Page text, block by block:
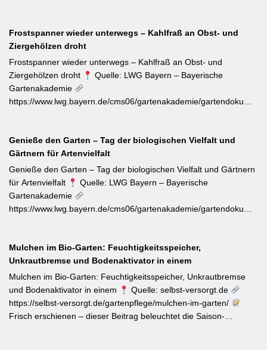
dem Boden — konsequent entfernt werden, da sie die veredelte
Sorte verdrängen. Kletterrosen wie ‚Sympathie‘ müssen neues
Riebtentrieb durch Anbinden in die gewünschte Richtung geleitet
werden. Ab Ende Juni ist die Hochblüte zudem die beste Zeit für
Veredelungen: robuste Sorten lassen sich jetzt mit jungen
Unterlagen zusammenbringen. Eine schnell wirkende
Spätsommer.
Frostspanner wieder unterwegs – Kahlfraß an Obst- und
Ziergehölzen droht
Frostspanner wieder unterwegs – Kahlfraß an Obst- und
Ziergehölzen droht
Quelle: LWG Bayern – Bayerische
Gartenakademie
https://www.lwg.bayern.de/cms06/gartenakademie/
Apfelbäumen, Rosen, Ahorn und Hartriegel. Die charakteristisch
„katzenbuckelnd“ krabbelenden Larven des Kleinen und Großen
Frostspanners können bei Massenbefall kahlen Fraß
verursachen. Gegenmaßnahmen: Leimringe ab Herbst, gezielter
Meisen-Förderung und – falls nötig – biologische
Pflanzenschutzmittel. [Thema-Tag: #Schädlingsbekämpfung
Genieße den Garten – Tag der biologischen Vielfalt und
Gärtnern für Artenvielfalt
Genieße den Garten – Tag der biologischen Vielfalt und Gärtnern
für Artenvielfalt
Quelle: LWG Bayern – Bayerische
Gartenakademie
https://www.lwg.bayern.de/cms06/gartenakademie/
Gartenbewirtschaftung – unabhängig von der Gartengröße –
einen messbaren Beitrag zur regionalen Artenvielfalt leistet.
Nützlingsförderung, strukturreiche Beete und der Verzicht auf
Pestizide sind die entscheidenden Stellschrauben. Ein
motivierender Impuls für jeden GBV-Garten. [Thema-Tag:
#Biodiversität #Gartengestaltung #Naturnahergarten]
Mulchen im Bio-Garten: Feuchtigkeitsspeicher,
Unkrautbremse und Bodenaktivator in einem
Mulchen im Bio-Garten: Feuchtigkeitsspeicher, Unkrautbremse
und Bodenaktivator in einem
Quelle: selbst-versorgt.de
https://selbst-versorgt.de/gartenpflege/mulchen-im-garten/
Frisch erschienen – dieser Beitrag beleuchtet die Saison-